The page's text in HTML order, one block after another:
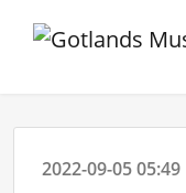
2022-09-05 05:49